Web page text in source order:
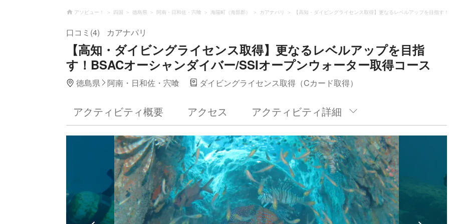
アソビュー！ 四国 徳島県 阿南・日和佐・宍喰 海陽町（海部郡） カアナパリ 【高知・ダイビングライセンス取得】更なるレベルアップを目指
口コミ(4) カアナパリ
【高知・ダイビングライセンス取得】更なるレベルアップを目指
す！BSACオーシャンダイバー/SSIオープンウォーター取得コース
徳島県 阿南・日和佐・宍喰 ダイビングライセンス取得（Cカード取得）
アクティビティ概要 アクセス アクティビティ詳細